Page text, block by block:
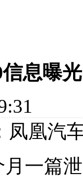
息曝
凤凰汽
一篇